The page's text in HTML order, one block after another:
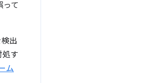
って
出
処す
ム